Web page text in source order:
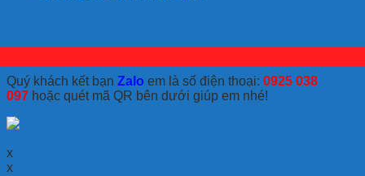
Quý khách kết bạn Zalo em là số điện thoại: 0925 038
097 hoặc quét mã QR bên dưới giúp em nhé!
x
x